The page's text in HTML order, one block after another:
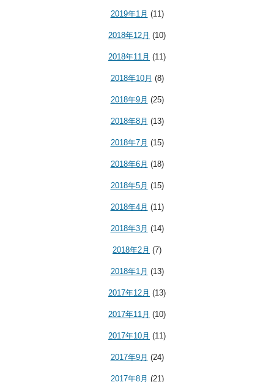
2019年1月 (11)
2018年12月 (10)
2018年11月 (11)
2018年10月 (8)
2018年9月 (25)
2018年8月 (13)
2018年7月 (15)
2018年6月 (18)
2018年5月 (15)
2018年4月 (11)
2018年3月 (14)
2018年2月 (7)
2018年1月 (13)
2017年12月 (13)
2017年11月 (10)
2017年10月 (11)
2017年9月 (24)
2017年8月 (21)